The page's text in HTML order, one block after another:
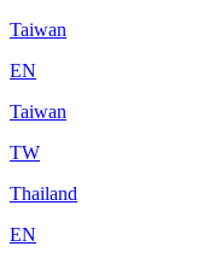
Taiwan
EN
Taiwan
TW
Thailand
EN